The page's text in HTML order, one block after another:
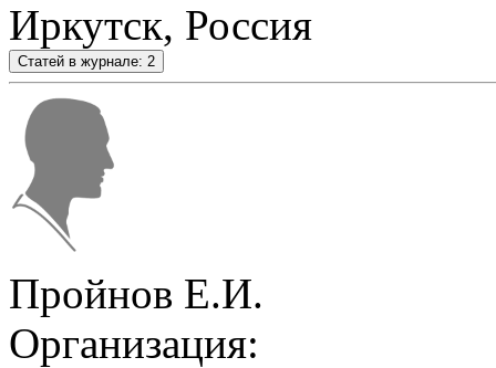
Иркутск, Россия
Статей в журнале: 2
Пройнов Е.И.
Организация: